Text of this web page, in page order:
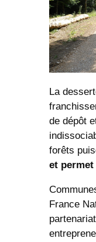
La
de dépôt
forêts
et
France